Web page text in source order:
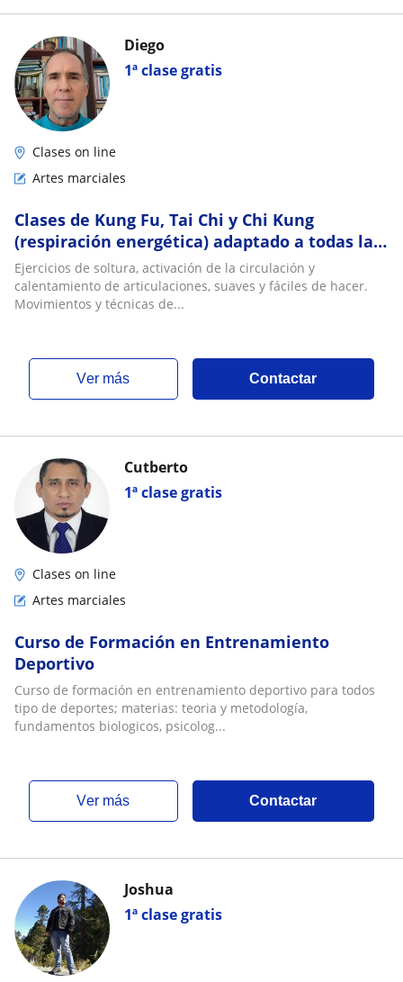
1ª clase gratis
Diego
Clases on line
Artes marciales
Clases de Kung Fu, Tai Chi y Chi Kung
(respiración energética) adaptado a todas las
edades
Ejercicios de soltura, activación de la circulación y
calentamiento de articulaciones, suaves y fáciles de hacer.
Movimientos y técnicas de...
ver más Contactar
1ª clase gratis
Cutberto
Clases on line
Artes marciales
Curso de Formación en Entrenamiento
Deportivo
Curso de formación en entrenamiento deportivo para todos
tipo de deportes; materias: teoria y metodología,
fundamentos biologicos, psicolog...
ver más Contactar
1ª clase gratis
Joshua